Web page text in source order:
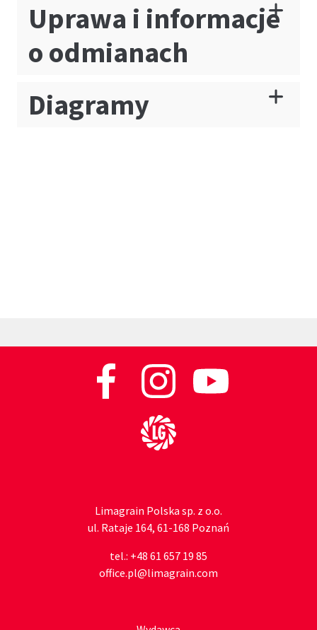
Uprawa i informacje
o odmianach
Diagramy
Limagrain Polska sp. z o.o.
ul. Rataje 164, 61-168 Poznań
tel.: +48 61 657 19 85
office.pl@limagrain.com